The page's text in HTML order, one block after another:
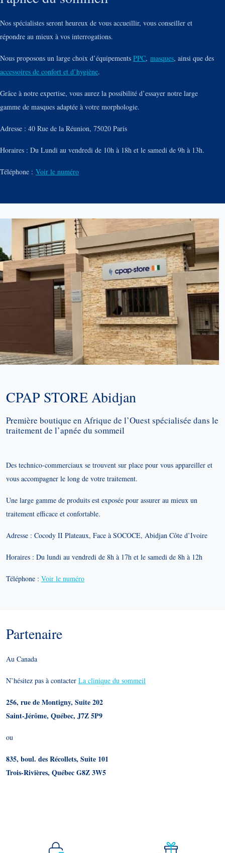
Nos spécialistes seront heureux de vous accueillir, vous conseiller et
répondre au mieux à vos interrogations.
Nous proposons un large choix d’équipements PPC, masques, ainsi que des
accessoires de confort et d’hygiène.
Grâce à notre expertise, vous aurez la possibilité d’essayer notre large
gamme de masques adaptée à votre morphologie.
Adresse : 40 Rue de la Réunion, 75020 Paris
Horaires : Du Lundi au vendredi de 10h à 18h et le samedi de 9h à 13h.
Téléphone : Voir le numéro
CPAP STORE Abidjan
Première boutique en Afrique de l’Ouest spécialisée dans le
traitement de l’apnée du sommeil
Des technico-commerciaux se trouvent sur place pour vous appareiller et
vous accompagner le long de votre traitement.
Une large gamme de produits est exposée pour assurer au mieux un
traitement efficace et confortable.
Adresse : Cocody II Plateaux, Face à SOCOCE, Abidjan Côte d’Ivoire
Horaires : Du lundi au vendredi de 8h à 17h et le samedi de 8h à 12h
Téléphone : Voir le numéro
Partenaire
Au Canada
N’hésitez pas à contacter La clinique du sommeil
256, rue de Montigny, Suite 202
Saint-Jérôme, Québec, J7Z 5P9
ou
835, boul. des Récollets, Suite 101
Trois-Rivières, Québec G8Z 3W5